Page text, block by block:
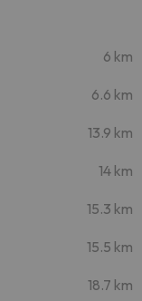
6 km
6.6 km
13.9 km
14 km
15.3 km
15.5 km
18.7 km